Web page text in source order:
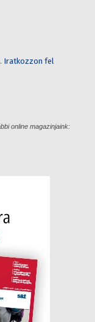
Iratkozzon fel
online magazinjaink: